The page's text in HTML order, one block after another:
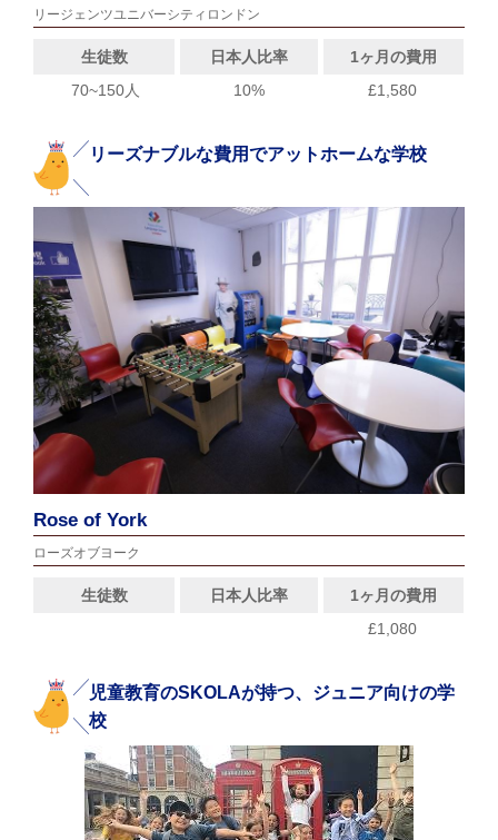
リージェンツユニバーシティロンドン
生徒数 日本人比率
1ヶ月の費用
70~150人
10% £1,580
リーズナブルな費用でアットホームな学校
Rose of York
ローズオブヨーク
生徒数 日本人比率
1ヶ月の費用
£1,080
児童教育のSKOLAが持つ、ジュニア向けの学
校